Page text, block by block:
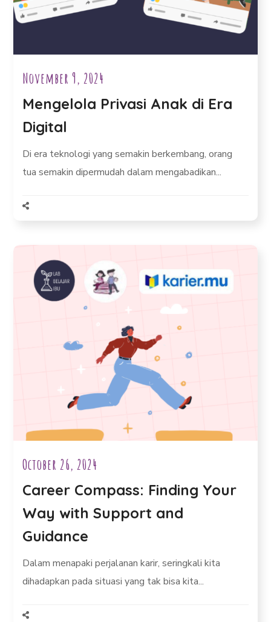
November 9, 2024
Mengelola Privasi Anak di Era
Digital
Di era teknologi yang semakin berkembang, orang
tua semakin dipermudah dalam mengabadikan...
October 26, 2024
Career Compass: Finding Your
Way with Support and
Guidance
Dalam menapaki perjalanan karir, seringkali kita
dihadapkan pada situasi yang tak bisa kita...